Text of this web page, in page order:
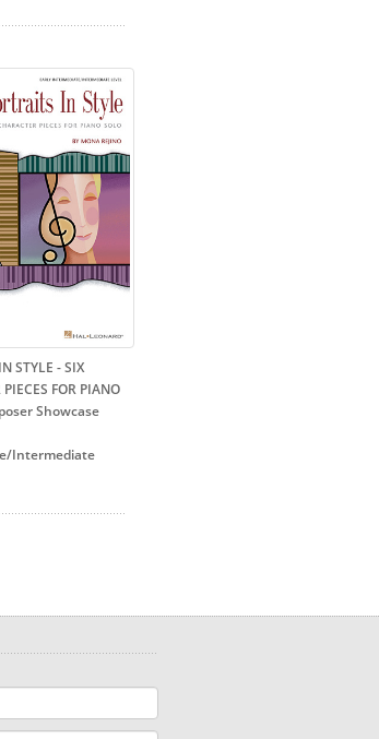
STYLE - SIX
FOR PIANO
Showcase
Intermediate